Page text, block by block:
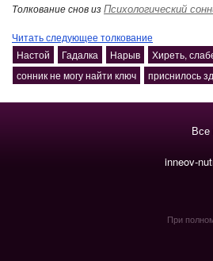
Толкование снов изПсихологический
Читать следующее толкование
Настой
Гадалка Нарыв Хиреть,
сонник не могу найти ключ
приснилось
inneov-
При